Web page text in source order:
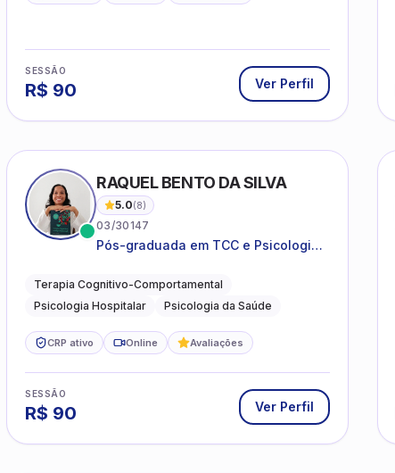
SESSÃO
R$ 90 Ver Perfil
RAQUEL BENTO DA SILVA
5.0(8)
03/30147
Pós-graduada em TCC e Psicologia
Terapia Cognitivo-Comportamental
Psicologia Hospitalar
Psicologia da Saúde
CRP ativo Online Avaliações
SESSÃO
R$ 90 Ver Perfil